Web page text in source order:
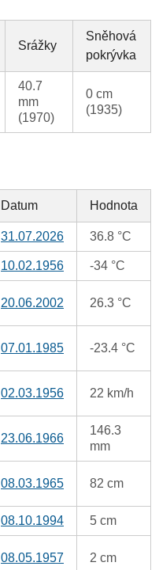
Srážky
Sněhová
pokrývka
40.7
mm
(1970)
0 cm
(1935)
Datum Hodnota
31.07.2026 36.8 °C
10.02.1956 -34 °C
20.06.2002 26.3 °C
07.01.1985 -23.4 °C
02.03.1956 22 km/h
23.06.1966
146.3
mm
08.03.1965 82 cm
08.10.1994 5 cm
08.05.1957 2 cm